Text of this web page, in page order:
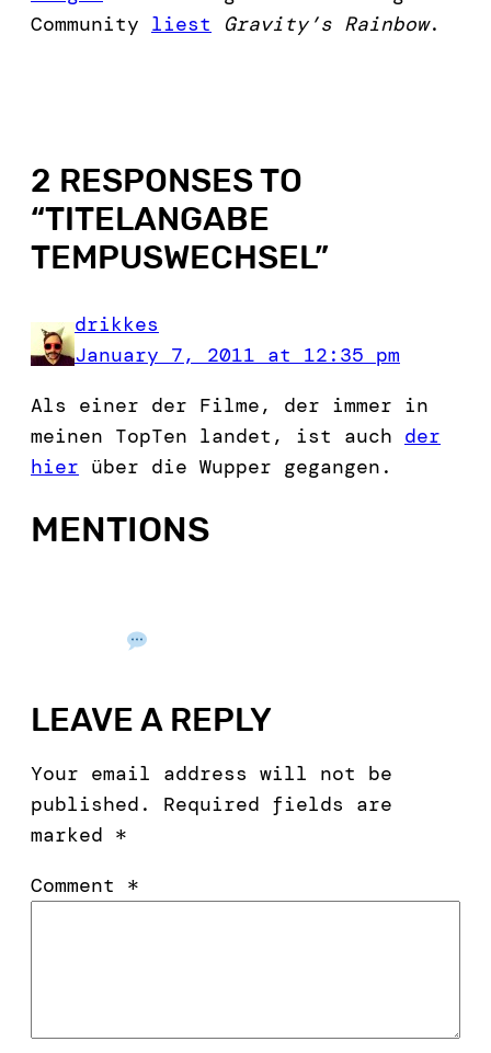
Community liest Gravity’s Rainbow.
2 RESPONSES TO
“TITELANGABE
TEMPUSWECHSEL”
drikkes
January 7, 2011 at 12:35 pm
Als einer der Filme, der immer in
meinen TopTen landet, ist auch der
hier über die Wupper gegangen.
MENTIONS
LEAVE A REPLY
Your email address will not be
published.
Required fields are
marked *
Comment *